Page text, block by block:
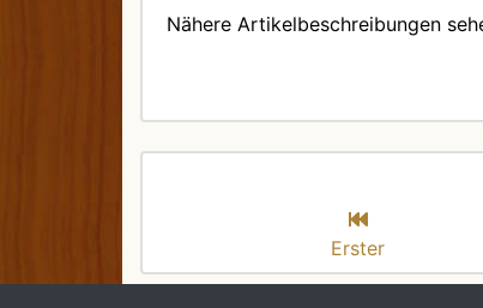
Nähere Artikelbeschreibungen
Erster